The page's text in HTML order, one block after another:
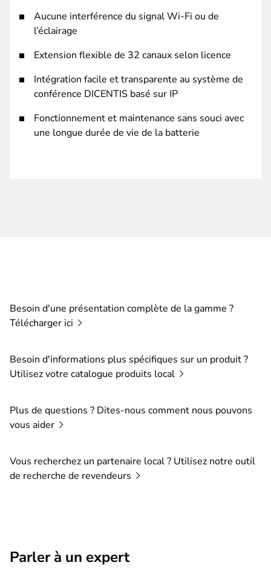
Aucune interférence du signal Wi-Fi ou de
l’éclairage
Extension flexible de 32 canaux selon licence
Intégration facile et transparente au système de
conférence DICENTIS basé sur IP
Fonctionnement et maintenance sans souci avec
une longue durée de vie de la batterie
Besoin d'une présentation complète de la gamme ?
Télécharger ici
Besoin d'informations plus spécifiques sur un produit ?
Utilisez votre catalogue produits local
Plus de questions ? Dites-nous comment nous pouvons
vous aider
Vous recherchez un partenaire local ? Utilisez notre outil
de recherche de revendeurs
Parler à un expert